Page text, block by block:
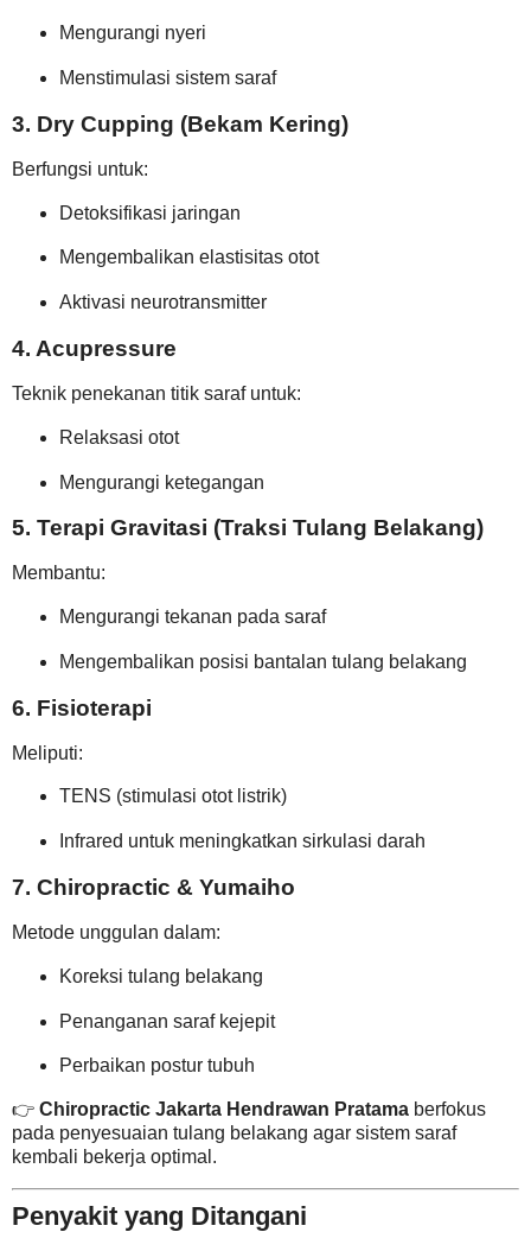
Mengurangi nyeri
Menstimulasi sistem saraf
3. Dry Cupping (Bekam Kering)
Berfungsi untuk:
Detoksifikasi jaringan
Mengembalikan elastisitas otot
Aktivasi neurotransmitter
4. Acupressure
Teknik penekanan titik saraf untuk:
Relaksasi otot
Mengurangi ketegangan
5. Terapi Gravitasi (Traksi Tulang Belakang)
Membantu:
Mengurangi tekanan pada saraf
Mengembalikan posisi bantalan tulang belakang
6. Fisioterapi
Meliputi:
TENS (stimulasi otot listrik)
Infrared untuk meningkatkan sirkulasi darah
7. Chiropractic & Yumaiho
Metode unggulan dalam:
Koreksi tulang belakang
Penanganan saraf kejepit
Perbaikan postur tubuh
👉 Chiropractic Jakarta Hendrawan Pratama berfokus
pada penyesuaian tulang belakang agar sistem saraf
kembali bekerja optimal.
Penyakit yang Ditangani